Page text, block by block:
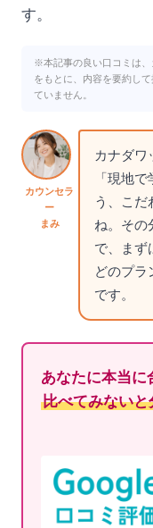
す。
※本記事の良い口コミは、
をもとに、内容を要約し
ていません。
カウンセラ
ー
まみ
カナダワ
「現地
う、こだ
ね。その
で、まず
どのプラ
です。
あなたに本当に
比べてみない